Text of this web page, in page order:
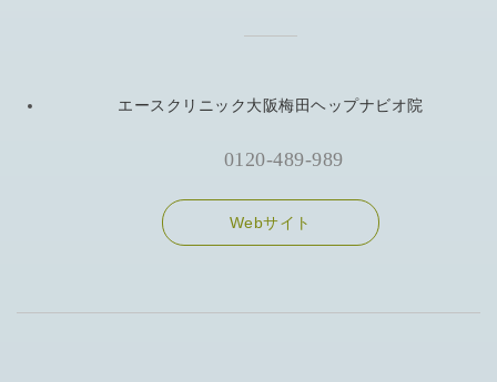
エースクリニック大阪梅田ヘップナビオ院
0120-489-989
Webサイト